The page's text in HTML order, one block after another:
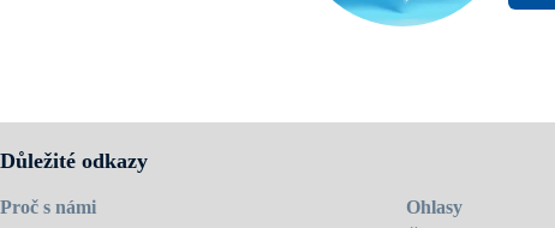
Důležité odkazy
Proč s námi Ohlasy